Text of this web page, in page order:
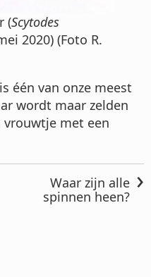
(Scytodes
2020) (Foto R.
één van onze meest
wordt maar zelden
vrouwtje met een
Waar zijn alle
spinnen heen? ›